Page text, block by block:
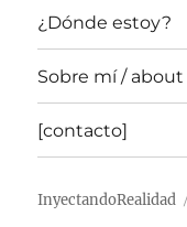
¿Dónde estoy?
Sobre mí / about
[contacto]
InyectandoRealidad